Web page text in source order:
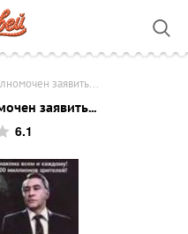
заявить...
заявить...
6.1